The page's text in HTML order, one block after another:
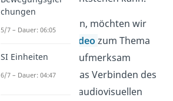
Bevor wir loslegen, möchten wir
Video zum Thema
stehende Welle aufmerksam
machen. Durch das Verbinden des
Lesens mit einer audiovisuellen
chungen
5/7 – Dauer: 06:05
SI Einheiten
6/7 – Dauer: 04:47